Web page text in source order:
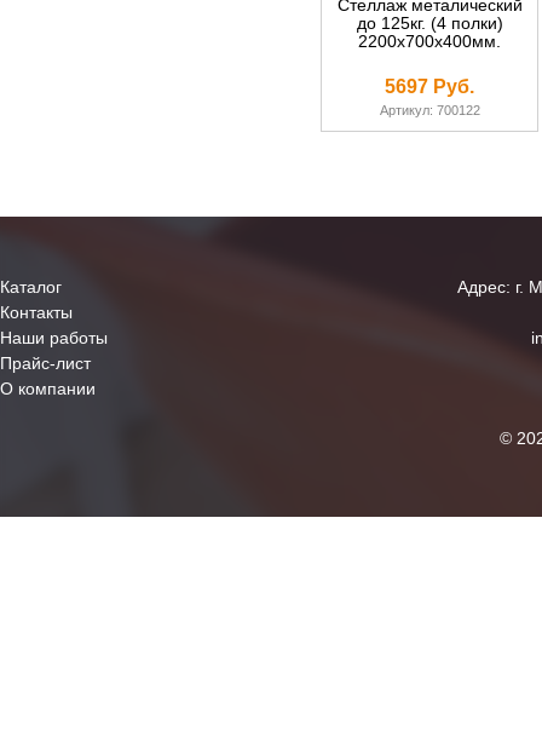
Стеллаж металический
до 125кг. (4 полки)
2200х700х400мм.
5697 Руб.
Артикул: 700122
Каталог
Контакты
Наши работы
Прайс-лист
О компании
Адрес: г.
©